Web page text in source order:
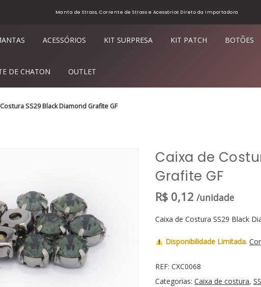
Manta de Strass, Corrente de Strass e Acessórios Direto da Importadora
ACESSÓRIOS KIT SURPRESA KIT PATCH BOTÕES
DE CHATON OUTLET
SS29 Black Diamond Grafite GF
Caixa de
Grafite GF
R$ 0,12 /unidade
Caixa de Costura SS29 Black
Disponibilidade Limitada.
REF: CXC0068
Categorias: Caixa de costura,